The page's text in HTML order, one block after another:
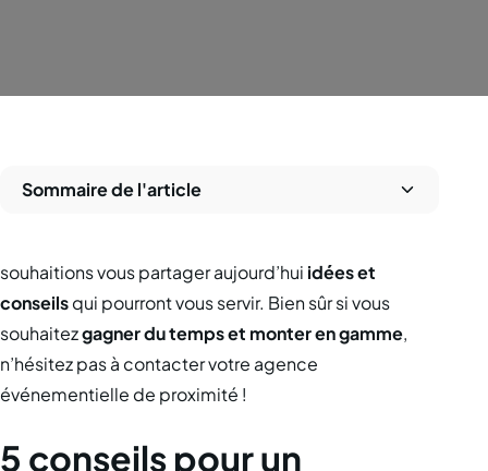
Sommaire de l'article
souhaitions vous partager aujourd’hui idées et
conseilsqui pourront vous servir. Bien sûr si vous
souhaitezgagner du temps et monter en gamme,
n’hésitez pas à contacter votre agence
événementielle de proximité !
5 conseils pour un